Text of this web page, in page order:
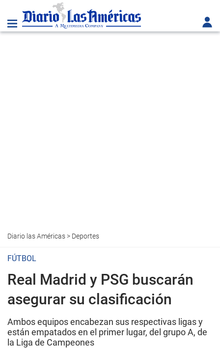
Diario las Américas> Deportes
FÚTBOL
Real Madrid y PSG buscarán
asegurar su clasificación
Ambos equipos encabezan sus respectivas ligas y
están empatados en el primer lugar, del grupo A, de
la Liga de Campeones